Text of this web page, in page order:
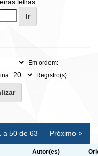
Em ordem:
Registro(s):
a 50 de 63 Próximo >
Autor(es)